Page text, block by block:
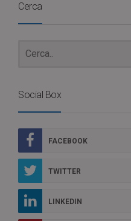
Cerca
Social Box
FACEBOOK
TWITTER
LINKEDIN